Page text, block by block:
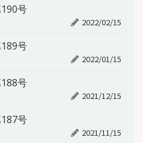
号
2022/02/15
号
2022/01/15
号
2021/12/15
号
2021/11/15